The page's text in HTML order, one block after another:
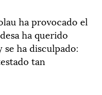
ha provocado el
ha querido
ha disculpado:
tan